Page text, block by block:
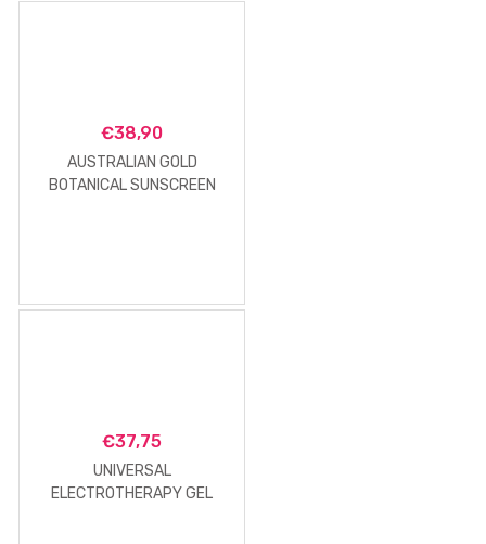
€38,90
AUSTRALIAN GOLD
BOTANICAL SUNSCREEN
€37,75
UNIVERSAL
ELECTROTHERAPY GEL